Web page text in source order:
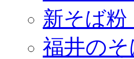
新そば粉
福井の